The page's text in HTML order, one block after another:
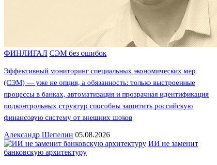
ФИНЛИГАЛ СЭМ без ошибок
Эффективный мониторинг специальных экономических мер
(СЭМ) — уже не опция, а обязанность: только выстроенные
процессы в банках, автоматизация и прозрачная идентификация
подконтрольных структур способны защитить российскую
финансовую систему от внешних шоков
Александр Шепелин 05.08.2026
ИИ не заменит
банковскую архитектуру